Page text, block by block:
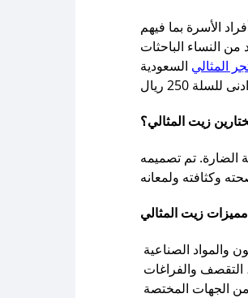
الأسرة بما فيهم
من النساء الباحثات
المثالي السعودية IPNPWF من صحصح كوبون يتيح لك خصم 20 ريال على جميع
زيت المثالي؟
وخالٍ تماماً من المواد الكيميائية الضارة. تم تصميمه
والمواد الصناعية
التقصف والفراغات
الجهات المختصة